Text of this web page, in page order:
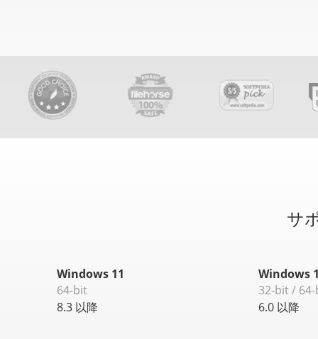
サ
Windows 11
64-bit
8.3 以降
Windows
32-bit /
6.0 以降